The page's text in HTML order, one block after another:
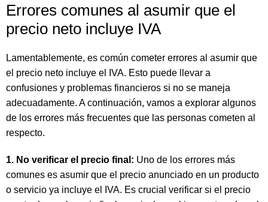
Errores comunes al asumir que el
precio neto incluye IVA
Lamentablemente, es común cometer errores al asumir que
el precio neto incluye el IVA. Esto puede llevar a
confusiones y problemas financieros si no se maneja
adecuadamente. A continuación, vamos a explorar algunos
de los errores más frecuentes que las personas cometen al
respecto.
1. No verificar el precio final: Uno de los errores más
comunes es asumir que el precio anunciado en un producto
o servicio ya incluye el IVA. Es crucial verificar si el precio